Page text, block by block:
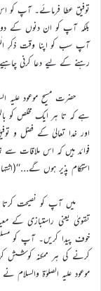
توفیق عطا فرمائے۔ آپ کو
بلکہ آپ کو ان دنوں کے
آپ سب کو اپنا وقت ذکرِ
رہنے کے لیے دعا کرنی
حضرت مسیح موعود
ہے کہ تا ہر ایک مخلص کو
اور خدا تعالیٰ کے فضل و
فوائد ہیں کہ اس ملاقات
استحکام پذیر ہوں گے…‘‘(اشتہار۷؍دسمبر ۱۸۹۲ء، مجموعہ اشتہارات جلد ۱ صفحہ ۳۶۰، ایڈیشن
میں آپ کو نصیحت کرتا
تقویٰ یعنی راستبازی کے
خوف پیدا کریں۔ آپ کو
کرنے کی ہر ممکنہ کوشش
موعود علیہ الصلوٰۃ